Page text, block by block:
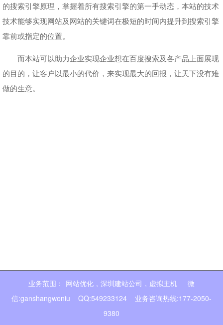
的搜索引擎原理，掌握着所有搜索引擎的第一手动态，本站的技术
技术能够实现网站及网站的关键词在极短的时间内提升到搜索引擎
靠前或指定的位置。
而本站可以助力企业实现企业想在百度搜索及各产品上面展现
的目的，让客户以最小的代价，来实现最大的回报，让天下没有难
做的生意。
业务范围： 网站优化 , 深圳建站公司 , 虚拟主机
微
信:ganshangwoniu QQ:549233124 业务咨询热线:177-2050-
9380